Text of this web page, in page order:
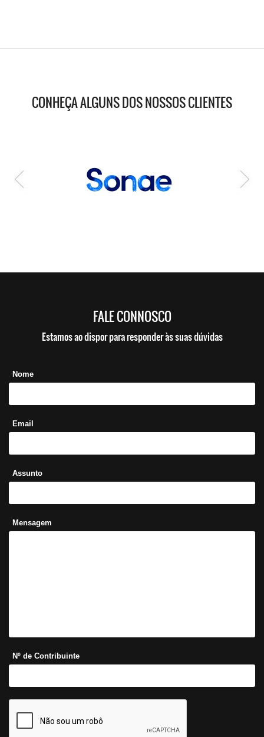
CONHEÇA ALGUNS DOS NOSSOS CLIENTES
FALE CONNOSCO
Estamos ao dispor para responder às suas dúvidas
Nome
Email
Assunto
Mensagem
Nº de Contribuinte